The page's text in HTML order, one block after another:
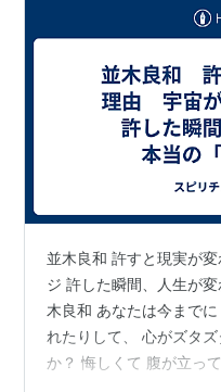
並木良和 許すと現実が
ジ 許した瞬間、人生が
木良和 あなたは今まで
れたりして、 心がズタ
か？ 悔しくて 腹が立っ